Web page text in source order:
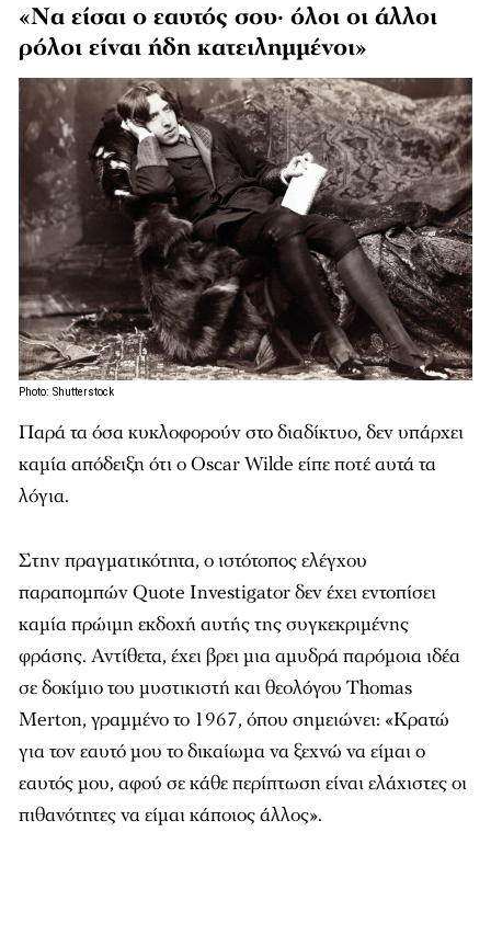
«Να είσαι ο εαυτός σου· όλοι οι άλλοι
ρόλοι είναι ήδη κατειλημμένοι»
Photo: Shutterstock
Παρά τα όσα κυκλοφορούν στο διαδίκτυο, δεν υπάρχει
καμία απόδειξη ότι ο Oscar Wilde είπε ποτέ αυτά τα
λόγια.
Στην πραγματικότητα, ο ιστότοπος ελέγχου
παραπομπών Quote Investigator δεν έχει εντοπίσει
καμία πρώιμη εκδοχή αυτής της συγκεκριμένης
φράσης. Αντίθετα, έχει βρει μια αμυδρά παρόμοια ιδέα
σε δοκίμιο του μυστικιστή και θεολόγου Thomas
Merton, γραμμένο το 1967, όπου σημειώνει: «Κρατώ
για τον εαυτό μου το δικαίωμα να ξεχνώ να είμαι ο
εαυτός μου, αφού σε κάθε περίπτωση είναι ελάχιστες οι
πιθανότητες να είμαι κάποιος άλλος».